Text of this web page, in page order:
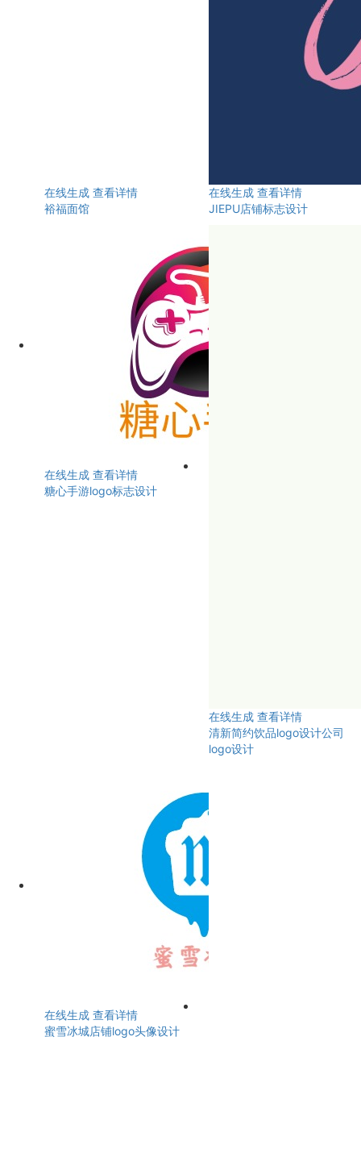
在线生成 查看详情
裕福面馆
在线生成 查看详情
JIEPU店铺标志设计
在线生成 查看详情
糖心手游logo标志设计
在线生成 查看详情
清新简约饮品logo设计公司
logo设计
在线生成 查看详情
蜜雪冰城店铺logo头像设计